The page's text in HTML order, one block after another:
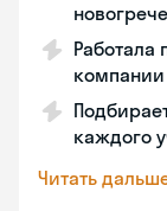
Работала
компании
каждого
Читать